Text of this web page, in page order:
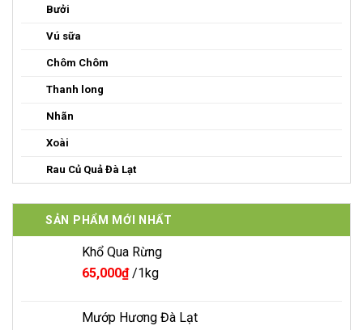
Bưởi
Vú sữa
Chôm Chôm
Thanh long
Nhãn
Xoài
Rau Củ Quả Đà Lạt
SẢN PHẨM MỚI NHẤT
Khổ Qua Rừng
65,000₫/1kg
Mướp Hương Đà Lạt